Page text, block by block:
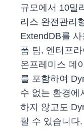
규모에서 10밀
리스 완전관리
ExtendDB를
폼 팀, 엔터프
온프레미스 데
를 포함하여
수 없는 환경에
하지 않고도
할 수 있습니다.